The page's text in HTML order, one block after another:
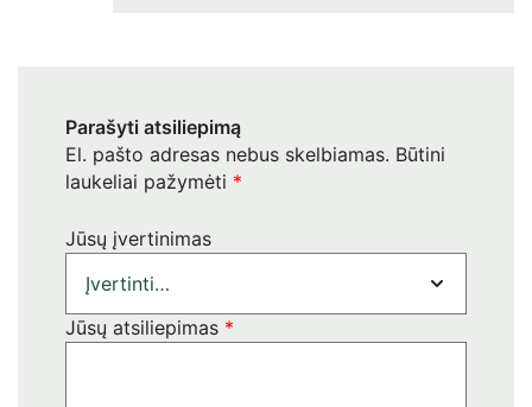
Parašyti atsiliepimą
El. pašto adresas nebus skelbiamas. Būtini
laukeliai pažymėti *
Jūsų įvertinimas
Jūsų atsiliepimas *